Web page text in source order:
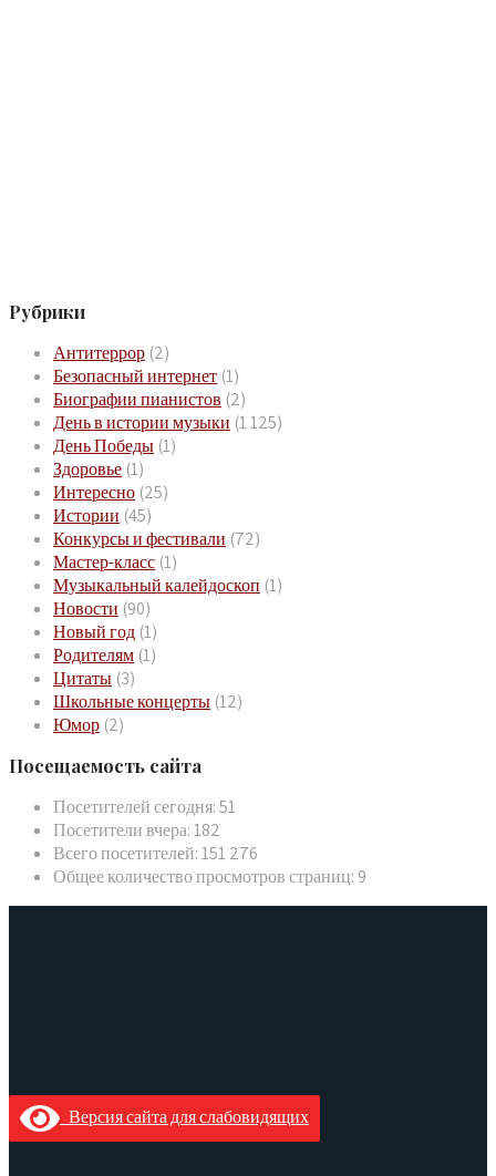
Рубрики
Антитеррор (2)
Безопасный интернет (1)
Биографии пианистов (2)
День в истории музыки (1 125)
День Победы (1)
Здоровье (1)
Интересно (25)
Истории (45)
Конкурсы и фестивали (72)
Мастер-класс (1)
Музыкальный калейдоскоп (1)
Новости (90)
Новый год (1)
Родителям (1)
Цитаты (3)
Школьные концерты (12)
Юмор (2)
Посещаемость сайта
Посетителей сегодня:51
Посетители вчера:182
Всего посетителей:151 276
Общее количество просмотров страниц: 9
Версия сайта для слабовидящих